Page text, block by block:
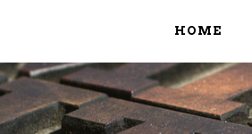
HOME